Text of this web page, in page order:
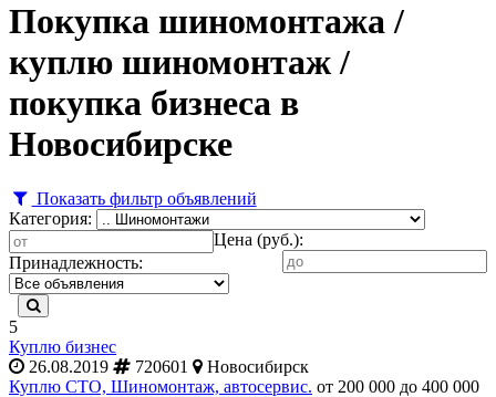
Покупка шиномонтажа /
куплю шиномонтаж /
покупка бизнеса в
Новосибирске
Показать фильтр объявлений
Категория:
Цена (руб.):
Принадлежность:
5
Куплю бизнес
26.08.2019
720601
Новосибирск
Куплю СТО, Шиномонтаж, автосервис. от 200 000 до 400 000